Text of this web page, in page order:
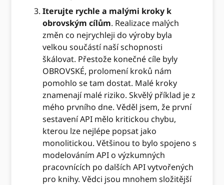
Iterujte rychle a malými kroky k
obrovským cílům. Realizace malých
změn co nejrychleji do výroby byla
velkou součástí naší schopnosti
škálovat. Přestože konečné cíle byly
OBROVSKÉ, prolomení kroků nám
pomohlo se tam dostat. Malé kroky
znamenají malé riziko. Skvělý příklad je z
mého prvního dne. Věděl jsem, že první
sestavení API mělo kritickou chybu,
kterou lze nejlépe popsat jako
monolitickou. Většinou to bylo spojeno s
modelováním API o výzkumných
pracovnících po dalších API vytvořených
pro knihy. Vědci jsou mnohem složitější